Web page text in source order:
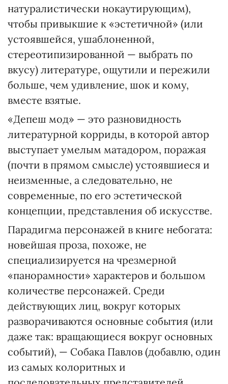
натуралистически нокаутирующим),
чтобы привыкшие к «эстетичной» (или
устоявшейся, ушаблоненной,
стереотипизированной — выбрать по
вкусу) литературе, ощутили и пережили
больше, чем удивление, шок и кому,
вместе взятые.
«Депеш мод» — это разновидность
литературной корриды, в которой автор
выступает умелым матадором, поражая
(почти в прямом смысле) устоявшиеся и
неизменные, а следовательно, не
современные, по его эстетической
концепции, представления об искусстве.
Парадигма персонажей в книге небогата:
новейшая проза, похоже, не
специализируется на чрезмерной
«панорамности» характеров и большом
количестве персонажей. Среди
действующих лиц, вокруг которых
разворачиваются основные события (или
даже так: вращающиеся вокруг основных
событий), — Собака Павлов (добавлю, один
из самых колоритных и